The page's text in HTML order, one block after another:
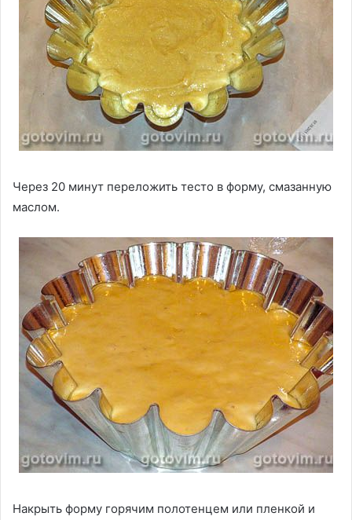
Через 20 минут переложить тесто в форму, смазанную
маслом.
Накрыть форму горячим полотенцем или пленкой и